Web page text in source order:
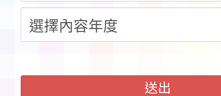
請一案
送出